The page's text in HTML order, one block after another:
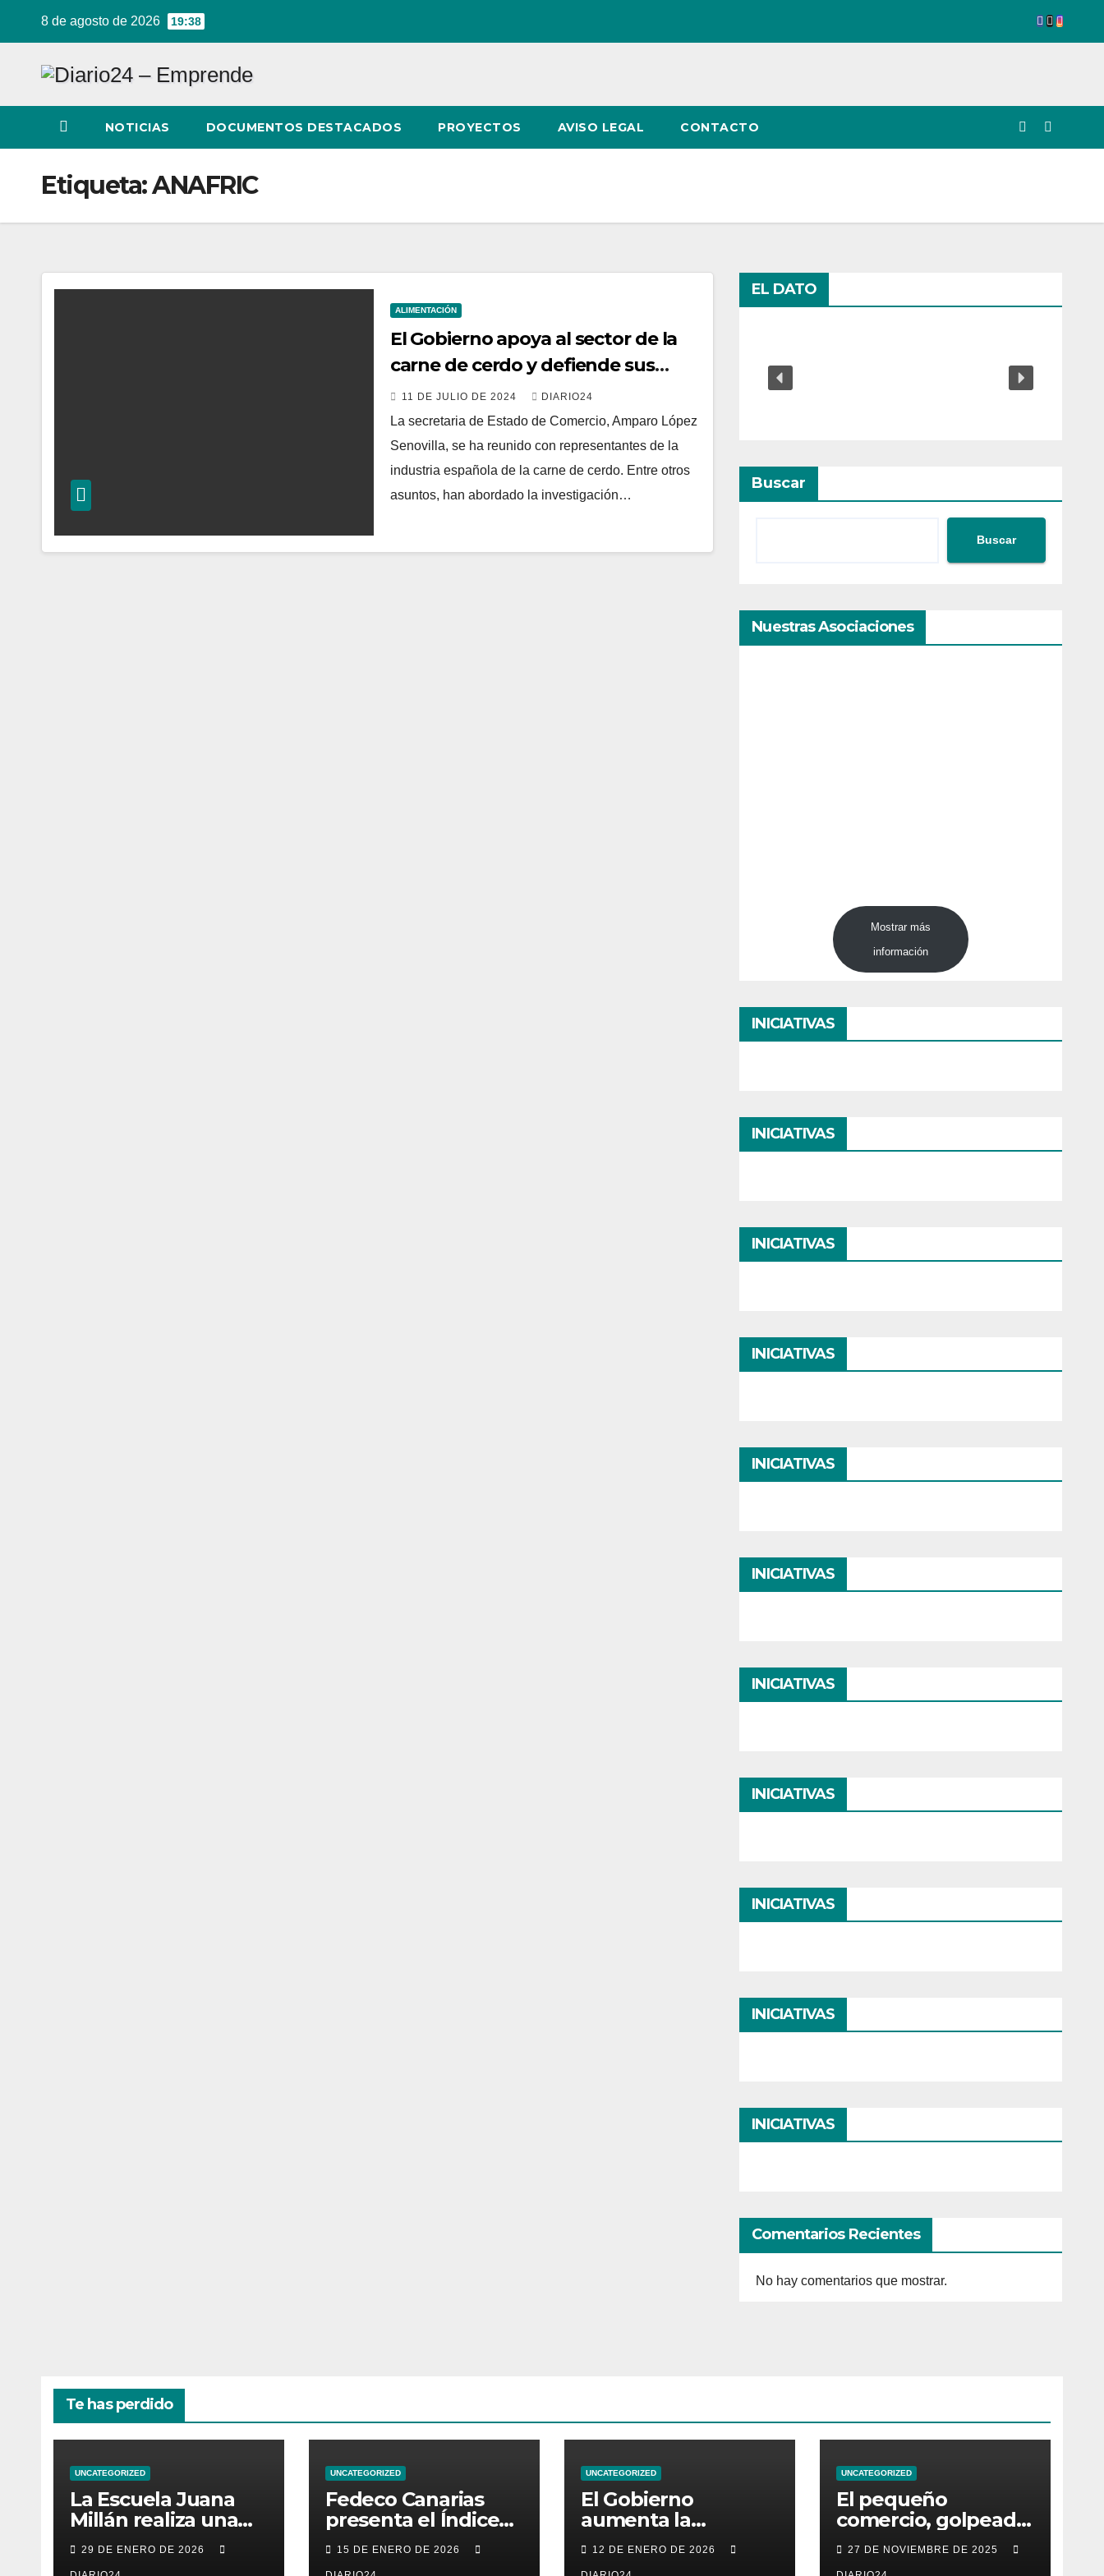
8 de agosto de 2026 19:38
NOTICIAS DOCUMENTOS DESTACADOS PROYECTOS AVISO LEGAL CONTACTO
Etiqueta:ANAFRIC
ALIMENTACIÓN
El Gobierno apoya al sector de la
carne de cerdo y defiende sus
intereses en los mercados
internacionales
11 DE JULIO DE 2024 DIARIO24
La secretaria de Estado de Comercio, Amparo López
Senovilla, se ha reunido con representantes de la
industria española de la carne de cerdo. Entre otros
asuntos, han abordado la investigación…
EL DATO
Buscar
Buscar
Nuestras Asociaciones
Mostrar más
información
INICIATIVAS
INICIATIVAS
INICIATIVAS
INICIATIVAS
INICIATIVAS
INICIATIVAS
INICIATIVAS
INICIATIVAS
INICIATIVAS
INICIATIVAS
INICIATIVAS
Comentarios Recientes
No hay comentarios que mostrar.
Te has perdido
UNCATEGORIZED
La Escuela Juana
Millán realiza una
convocatoria de
becas para mujeres
29 DE ENERO DE 2026
UNCATEGORIZED
Fedeco Canarias
presenta el Índice
de Madurez de
Comercio de
15 DE ENERO DE 2026
UNCATEGORIZED
El Gobierno
aumenta la
protección
financiera de los
12 DE ENERO DE 2026
UNCATEGORIZED
El pequeño
comercio, golpeado
por los “falsos
descuentos” del
27 DE NOVIEMBRE DE 2025